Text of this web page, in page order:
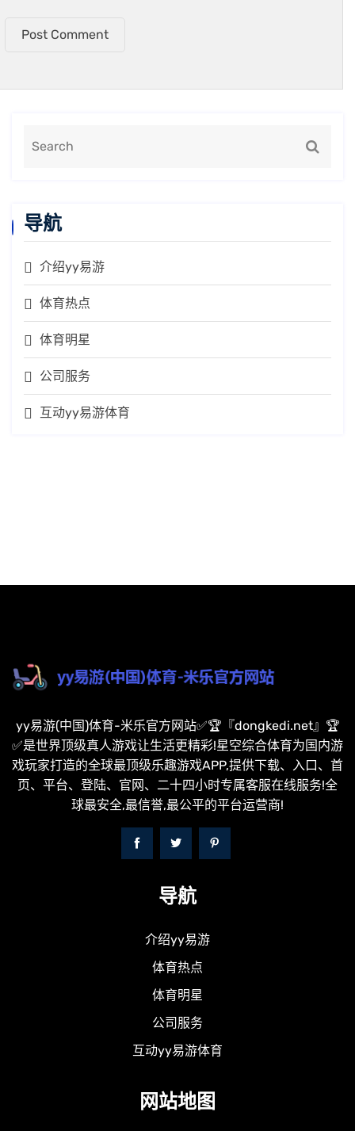
Post Comment
导航
介绍yy易游
体育热点
体育明星
公司服务
互动yy易游体育
yy易游(中国)体育-米乐官方网站✅🏆『dongkedi.net』🏆
✅是世界顶级真人游戏让生活更精彩!星空综合体育为国内游
戏玩家打造的全球最顶级乐趣游戏APP,提供下载、入口、首
页、平台、登陆、官网、二十四小时专属客服在线服务!全
球最安全,最信誉,最公平的平台运营商!
导航
介绍yy易游
体育热点
体育明星
公司服务
互动yy易游体育
网站地图